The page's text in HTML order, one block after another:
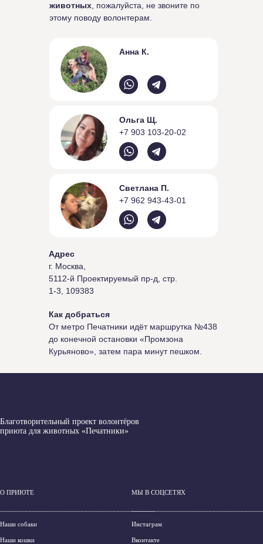
Адрес
г. Москва,
5112-й Проектируемый пр-д, стр.
1-3, 109383
животных , пожалуйста, не звоните по
этому поводу волонтерам.
Как добраться
От метро Печатники идёт маршрутка №438
до конечной остановки «Промзона
Курьяново», затем пара минут пешком.
Анна К.
Светлана П.
+7 962 943-43-01
Ольга Щ.
+7 903 103-20-02
Благотворительный проект волонтёров
приюта для животных «Печатники»
О ПРИЮТЕ
Наши собаки
Наши кошки
МЫ В СОЦСЕТЯХ
Инстаграм
Вконтакте